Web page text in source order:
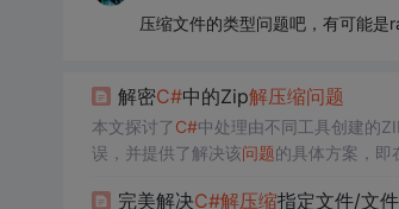
压缩文件的类型问题吧，有可能是
解密C#中的Zip解压缩问题
本文探讨了C#中处理由不同工具创建的
误，并提供了解决该问题的具体方案，即
完美解决C#解压缩指定文件/文